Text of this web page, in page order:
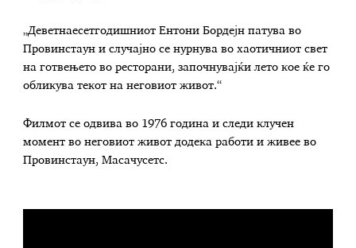
„Деветнаесетгодишниот Ентони Бордејн патува во
Провинстаун и случајно се нурнува во хаотичниот свет
на готвењето во ресторани, започнувајќи лето кое ќе го
обликува текот на неговиот живот.“
Филмот се одвива во 1976 година и следи клучен
момент во неговиот живот додека работи и живее во
Провинстаун, Масачусетс.